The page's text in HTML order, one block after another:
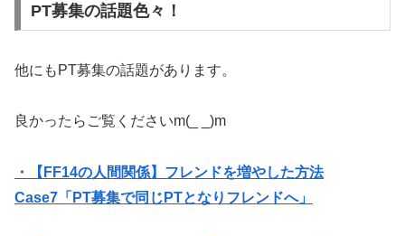
PT募集の話題色々！
他にもPT募集の話題があります。
良かったらご覧くださいm(_ _)m
・【FF14の人間関係】フレンドを増やした方法
Case7「PT募集で同じPTとなりフレンドへ」